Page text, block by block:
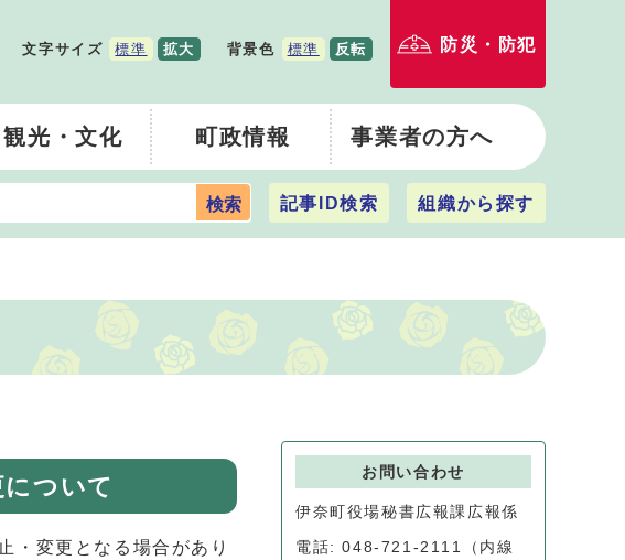
文字サイズ 標準 拡大 背景色 標準 反転 防災・防犯
観光・文化 町政情報 事業者の方へ
検索 記事ID検索 組織から探す
ついて
・変更となる場合があり
お問い合わせ
伊奈町役場秘書広報課広報係
電話: 048-721-2111（内線